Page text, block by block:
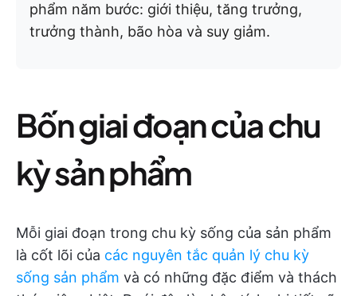
phẩm năm bước: giới thiệu, tăng trưởng,
trưởng thành, bão hòa và suy giảm.
Bốn giai đoạn của chu
kỳ sản phẩm
Mỗi giai đoạn trong chu kỳ sống của sản phẩm
là cốt lõi của các nguyên tắc quản lý chu kỳ
sống sản phẩm và có những đặc điểm và thách